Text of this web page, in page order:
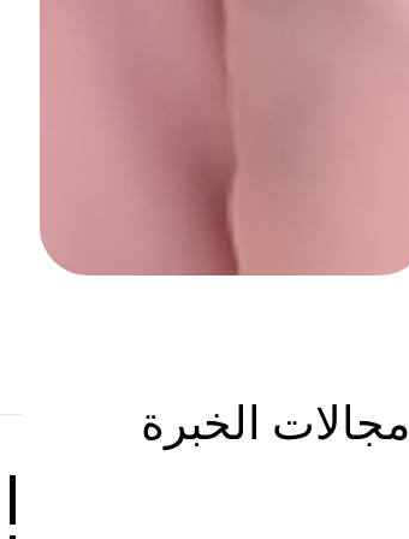
مجالات الخبرة